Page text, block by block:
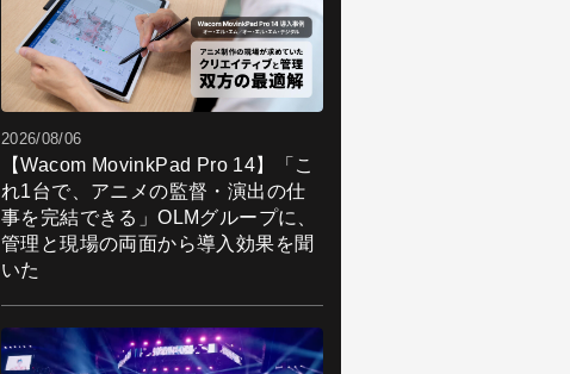
2026/08/06
【Wacom MovinkPad Pro 14】「こ
れ1台で、アニメの監督・演出の仕
事を完結できる」OLMグループに、
管理と現場の両面から導入効果を聞
いた